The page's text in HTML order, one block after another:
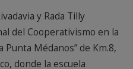
y Rada Tilly
del Cooperativismo en la
Punta Médanos” de Km.8,
donde la escuela